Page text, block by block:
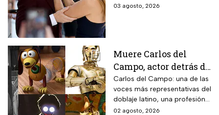
queridas actrices que dieron
03 agosto, 2026
Muere Carlos del
Campo, actor detrás de
la voz detrás de
Slinky y C-3P0 en
México
Carlos del Campo: una de las
voces más representativas del
doblaje latino, una profesión
en la que Mexico es referente
02 agosto, 2026